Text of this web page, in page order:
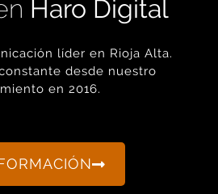
Haro Digital
líder en Rioja Alta.
desde nuestro
en 2016.